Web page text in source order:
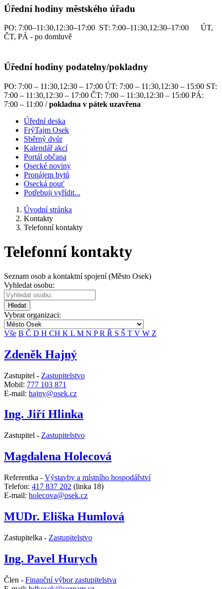
Úřední hodiny městského úřadu
PO: 7:00–11:30,12:30–17:00 ST: 7:00–11:30,12:30–17:00 ÚT,
ČT, PÁ - po domluvě
Úřední hodiny podatelny/pokladny
PO: 7:00 – 11:30,12:30 – 17:00 ÚT: 7:00 – 11:30,12:30 – 15:00 ST:
7:00 – 11:30,12:30 – 17:00 ČT: 7:00 – 11:30,12:30 – 15:00 PÁ:
7:00 – 11:00 /pokladna v pátek uzavřena
Úřední deska
FrýTajm Osek
Sběrný dvůr
Kalendář akcí
Portál občana
Osecké noviny
Pronájem bytů
Osecká pouť
Potřebuji vyřídit...
Úvodní stránka
Kontakty
Telefonní kontakty
Telefonní kontakty
Seznam osob a kontaktní spojení (Město Osek)
Vyhledat osobu:
Hledat
Vybrat organizaci:
Vše B Č D H CH K L M N PR Ř S Š T V W Z
Zdeněk Hajný
Zastupitel - Zastupitelstvo
Mobil: 777 103 871
E-mail: hajny@osek.cz
Ing. Jiří Hlinka
Zastupitel - Zastupitelstvo
Magdalena Holecová
Referentka - Výstavby a místního hospodářství
Telefon: 417 837 202 (linka 18)
E-mail: holecova@osek.cz
MUDr. Eliška Humlová
Zastupitelka - Zastupitelstvo
Ing. Pavel Hurych
Člen - Finanční výbor zastupitelstva